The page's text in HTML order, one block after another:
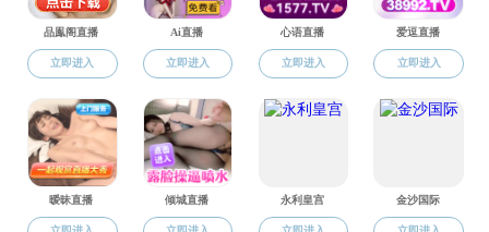
数据科学
辅导员团队
服务管理团队